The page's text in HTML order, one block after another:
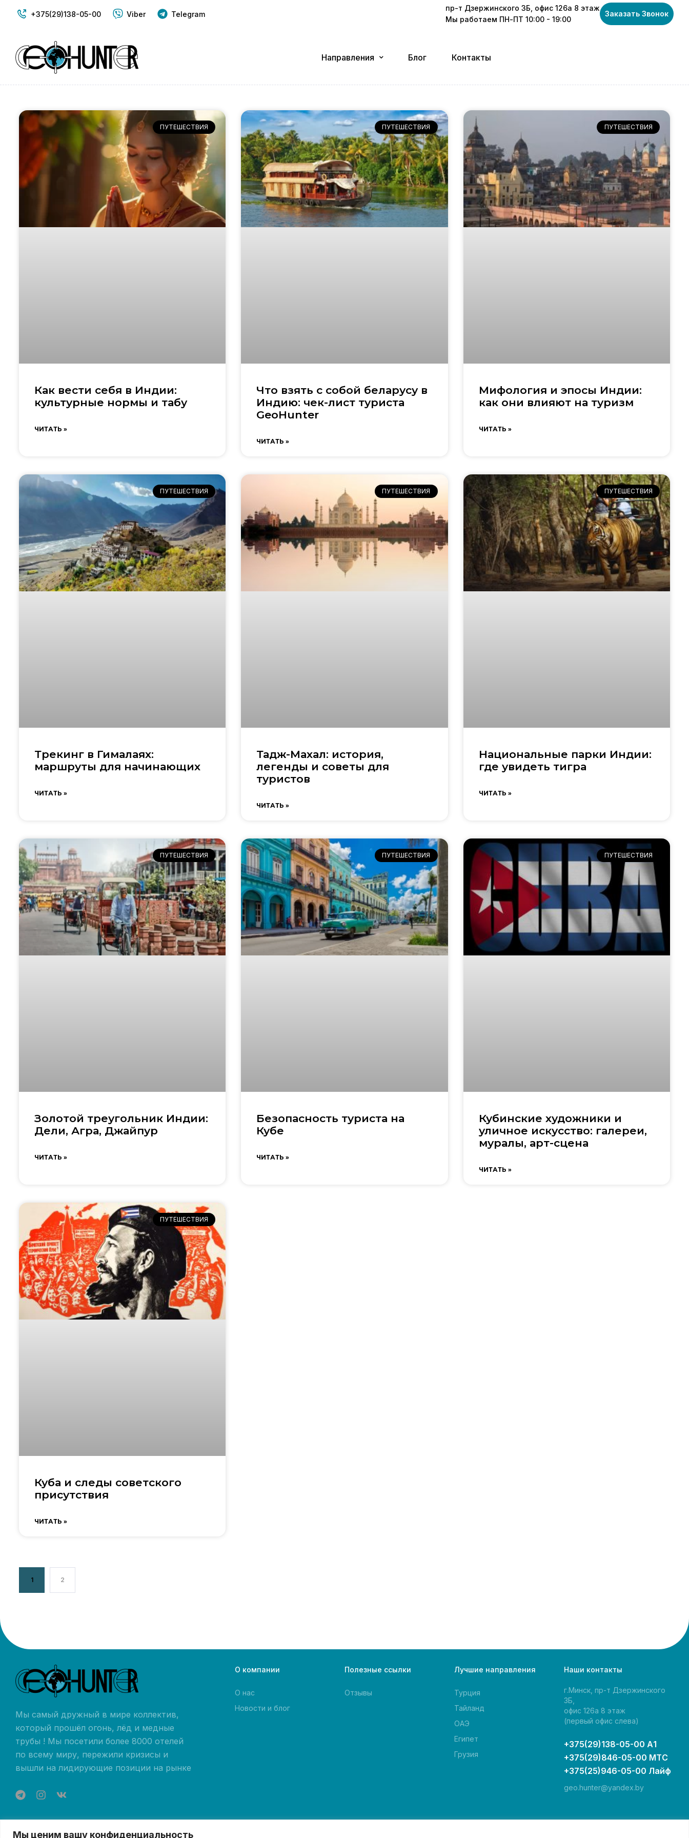
Мы ценим вашу конфиденциальность
+375(29)138-05-00 Viber Telegram
пр-т Дзержинского 3Б, офис 126а 8 этаж
Мы работаем ПН-ПТ 10:00 - 19:00
Заказать Звонок
Направления Блог Контакты
ПУТЕШЕСТВИЯ
Как вести себя в Индии:
культурные нормы и табу
ЧИТАТЬ »
ПУТЕШЕСТВИЯ
Что взять с собой беларусу в
Индию: чек-лист туриста
GeoHunter
ЧИТАТЬ »
ПУТЕШЕСТВИЯ
Мифология и эпосы Индии:
как они влияют на туризм
ЧИТАТЬ »
ПУТЕШЕСТВИЯ
Трекинг в Гималаях:
маршруты для начинающих
ЧИТАТЬ »
ПУТЕШЕСТВИЯ
Тадж-Махал: история,
легенды и советы для
туристов
ЧИТАТЬ »
ПУТЕШЕСТВИЯ
Национальные парки Индии:
где увидеть тигра
ЧИТАТЬ »
ПУТЕШЕСТВИЯ
Золотой треугольник Индии:
Дели, Агра, Джайпур
ЧИТАТЬ »
ПУТЕШЕСТВИЯ
Безопасность туриста на
Кубе
ЧИТАТЬ »
ПУТЕШЕСТВИЯ
Кубинские художники и
уличное искусство: галереи,
муралы, арт-сцена
ЧИТАТЬ »
ПУТЕШЕСТВИЯ
Куба и следы советского
присутствия
ЧИТАТЬ »
1 2
Мы самый дружный в мире коллектив,
который прошёл огонь, лёд и медные
трубы ! Мы посетили более 8000 отелей
по всему миру, пережили кризисы и
вышли на лидирующие позиции на рынке
О компании
О нас
Новости и блог
Полезные ссылки
Отзывы
Лучшие направления
Турция
Тайланд
ОАЭ
Египет
Грузия
Наши контакты
г.Минск, пр-т Дзержинского
3Б,
офис 126а 8 этаж
(первый офис слева)
+375(29)138-05-00 А1
+375(29)846-05-00 МТС
+375(25)946-05-00 Лайф
geo.hunter@yandex.by